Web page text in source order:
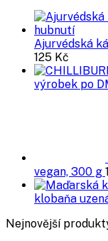
Ajurvédská
125 Kč
výrobek po
vegan, 300 g
klobaňa
Nejnovější